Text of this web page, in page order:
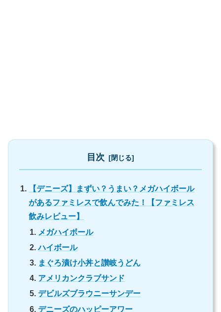
目次
【デニーズ】まずい？うまい？メガハイボール
があるファミレスで飲んでみた！【ファミレス
飲みレビュー】
メガハイボール
ハイボール
まぐろ漬け小丼と讃岐うどん
アメリカンクラブサンド
デビルズブラウニーサンデー
デニーズのハッピーアワー